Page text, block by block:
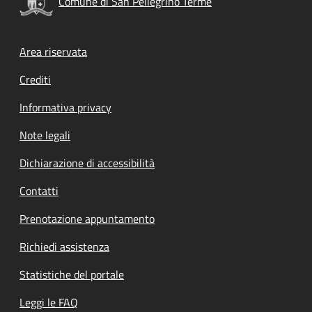
Footer menu
Area riservata
Crediti
Informativa privacy
Note legali
Dichiarazione di accessibilità
Contatti
Prenotazione appuntamento
Richiedi assistenza
Statistiche del portale
Leggi le FAQ